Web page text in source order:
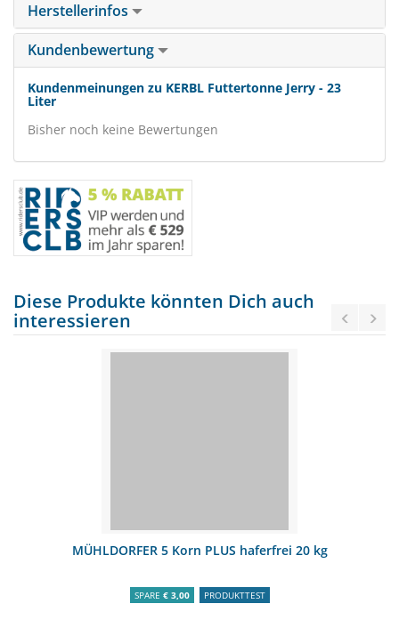
Herstellerinfos
Kundenbewertung
Kundenmeinungen zu KERBL Futtertonne Jerry - 23
Liter
Bisher noch keine Bewertungen
Diese Produkte könnten Dich auch
interessieren
MÜHLDORFER 5 Korn PLUS haferfrei 20 kg
SPARE € 3,00 PRODUKTTEST